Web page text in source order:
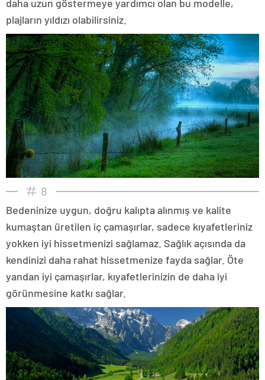
daha uzun göstermeye yardımcı olan bu modelle,
plajların yıldızı olabilirsiniz.
8
Bedeninize uygun, doğru kalıpta alınmış ve kalite
kumaştan üretilen iç çamaşırlar, sadece kıyafetleriniz
yokken iyi hissetmenizi sağlamaz. Sağlık açısında da
kendinizi daha rahat hissetmenize fayda sağlar. Öte
yandan iyi çamaşırlar, kıyafetlerinizin de daha iyi
görünmesine katkı sağlar.